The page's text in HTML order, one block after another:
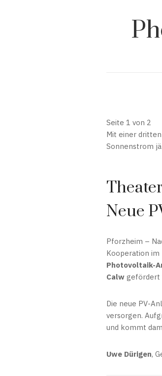
Seite 1 von 2
Mit einer
Sonnenstrom
Neue
Pforzheim –
Kooperation im
Photovoltaik-
Calw gefördert
Die neue PV-
versorgen.
und kommt
Uwe Dürigen,